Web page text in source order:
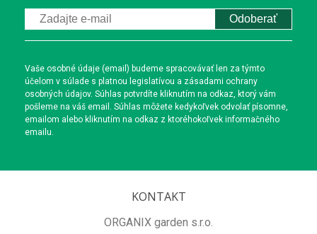
Odoberať
Vaše osobné údaje (email) budeme spracovávať len za týmto
účelom v súlade s platnou legislatívou a zásadami ochrany
osobných údajov. Súhlas potvrdíte kliknutím na odkaz, ktorý vám
pošleme na váš email. Súhlas môžete kedykoľvek odvolať písomne,
emailom alebo kliknutím na odkaz z ktoréhokoľvek informačného
emailu.
KONTAKT
ORGANIX garden s.r.o.